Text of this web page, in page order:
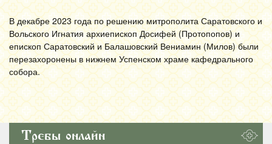
В декабре 2023 года по решению митрополита Саратовского и
Вольского Игнатия архиепископ Досифей (Протопопов) и
епископ Саратовский и Балашовский Вениамин (Милов) были
перезахоронены в нижнем Успенском храме кафедрального
собора.
Требы онлайн